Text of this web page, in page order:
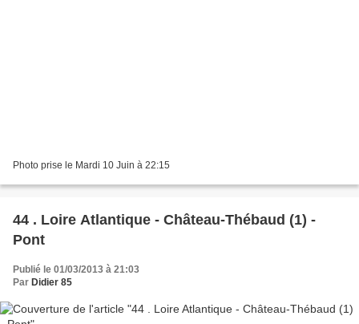
Photo prise le Mardi 10 Juin à 22:15
44 . Loire Atlantique - Château-Thébaud (1) -
Pont
Publié le 01/03/2013 à 21:03
Par Didier 85